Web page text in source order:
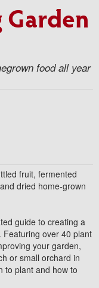
food all year
fruit, fermented
dried home-grown
guide to creating a
over 40 plant
your garden,
or small orchard in
to plant and how to